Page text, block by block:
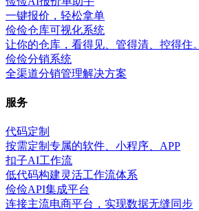
一键报价，轻松拿单
俭俭仓库可视化系统
让你的仓库，看得见、管得清、控得住。
俭俭分销系统
全渠道分销管理解决方案
服务
代码定制
按需定制专属的软件、小程序、APP
扣子AI工作流
低代码构建灵活工作流体系
俭俭API集成平台
连接主流电商平台，实现数据无缝同步